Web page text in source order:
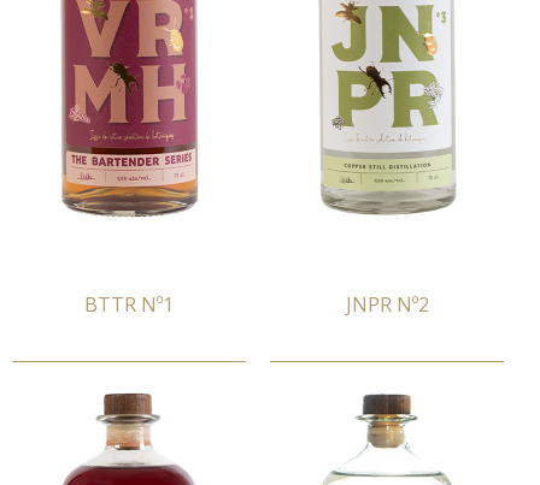
BTTR Nº1 JNPR Nº2